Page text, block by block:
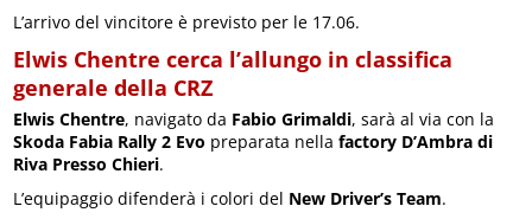
L’arrivo del vincitore è previsto per le 17.06.
Elwis Chentre cerca l’allungo in classifica
generale della CRZ
Elwis Chentre, navigato da Fabio Grimaldi, sarà al via con la
Skoda Fabia Rally 2 Evo preparata nellafactory D’Ambra di
Riva Presso Chieri.
L’equipaggio difenderà i colori del New Driver’s Team.